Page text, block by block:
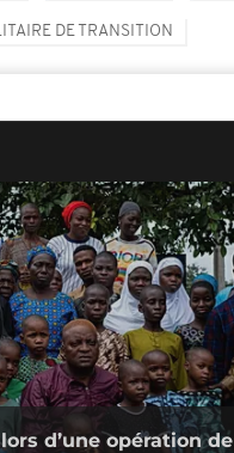
DE TRANSITION
d’une opération de